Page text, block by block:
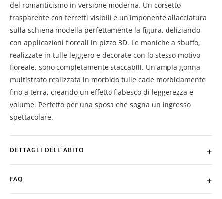
del romanticismo in versione moderna. Un corsetto
trasparente con ferretti visibili e un'imponente allacciatura
sulla schiena modella perfettamente la figura, deliziando
con applicazioni floreali in pizzo 3D. Le maniche a sbuffo,
realizzate in tulle leggero e decorate con lo stesso motivo
floreale, sono completamente staccabili. Un'ampia gonna
multistrato realizzata in morbido tulle cade morbidamente
fino a terra, creando un effetto fiabesco di leggerezza e
volume. Perfetto per una sposa che sogna un ingresso
spettacolare.
DETTAGLI DELL'ABITO
FAQ